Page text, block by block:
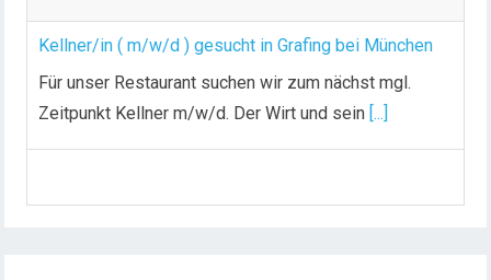
Kellner/in ( m/w/d ) gesucht in Grafing bei München
Für unser Restaurant suchen wir zum nächst mgl.
Zeitpunkt Kellner m/w/d. Der Wirt und sein [...]
Konstanz